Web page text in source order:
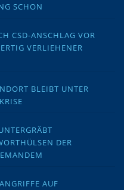
SCHON
CSD-ANSCHLAG VOR
VERLIEHENER
BLEIBT UNTER
DER
AUF